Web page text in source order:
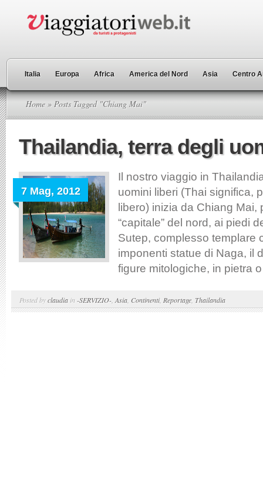
Italia Europa Africa America del Nord Asia Centro
Home » Posts Tagged "Chiang Mai"
Thailandia, terra degli
7 Mag, 2012
Il nostro viaggio in
uomini liberi (Thai significa,
libero) inizia da Chiang Mai,
“capitale” del nord, ai piedi
Sutep, complesso templare
imponenti statue di Naga, il
figure mitologiche, in pietra
Posted byclaudia in -SERVIZIO- Asia Continenti, Reportage Thailandia